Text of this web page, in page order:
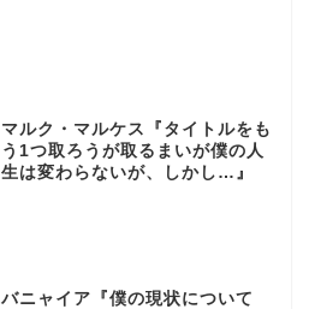
マルク・マルケス『タイトルをも
う1つ取ろうが取るまいが僕の人
生は変わらないが、しかし…』
バニャイア『僕の現状について